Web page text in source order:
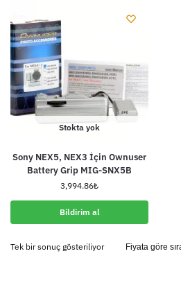
Stokta yok
Sony NEX5, NEX3 İçin Ownuser
Battery Grip MIG-SNX5B
3,994.86₺
Bildirim al
Tek bir sonuç gösteriliyor